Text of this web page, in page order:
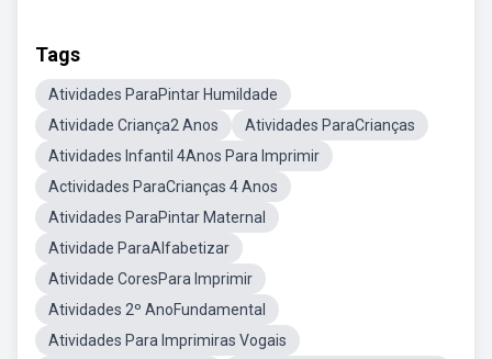
Tags
Atividades ParaPintar Humildade
Atividade Criança2 Anos
Atividades ParaCrianças
Atividades Infantil 4Anos Para Imprimir
Actividades ParaCrianças 4 Anos
Atividades ParaPintar Maternal
Atividade ParaAlfabetizar
Atividade CoresPara Imprimir
Atividades 2º AnoFundamental
Atividades Para Imprimiras Vogais